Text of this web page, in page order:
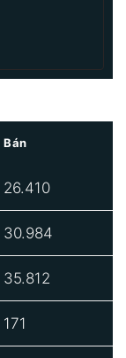
Bán
26.410
30.984
35.812
171